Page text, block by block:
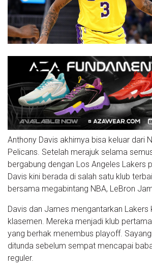
Anthony Davis akhirnya bisa keluar dari
Pelicans. Setelah merajuk selama
bergabung dengan Los Angeles Lakers
Davis kini berada di salah satu klub
bersama megabintang NBA, LeBron
Davis dan James mengantarkan Lakers
klasemen. Mereka menjadi klub
yang berhak menembus playoff.
ditunda sebelum sempat mencapai
reguler.